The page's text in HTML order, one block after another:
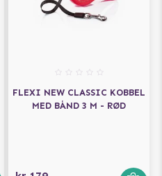
FLEXI NEW CLASSIC KOBBEL
MED BÅND 3 M - RØD